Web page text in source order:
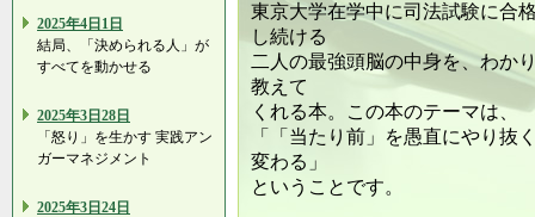
2025年4日1日
結局、「決められる人」が
すべてを動かせる
2025年3日28日
「怒り」を生かす 実践アン
ガーマネジメント
2025年3日24日
東京大学在学中に司法試験に合
し続ける
二人の最強頭脳の中身を、わか
教えて
くれる本。この本のテーマは、
「「当たり前」を愚直にやり抜
変わる」
ということです。